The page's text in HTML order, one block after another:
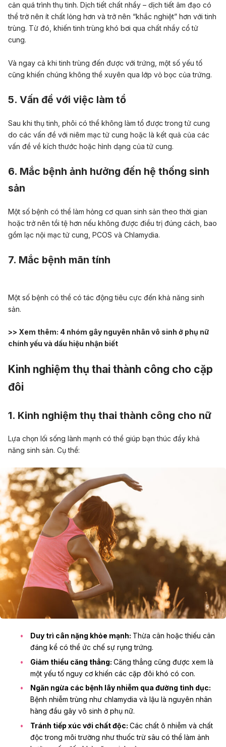
cản quá trình thụ tinh. Dịch tiết chất nhầy – dịch tiết âm đạo có
thể trở nên ít chất lỏng hơn và trở nên “khắc nghiệt” hơn với tinh
trùng. Từ đó, khiến tinh trùng khó bơi qua chất nhầy cổ tử
cung.
Và ngay cả khi tinh trùng đến được với trứng, một số yếu tố
cũng khiến chúng không thể xuyên qua lớp vỏ bọc của trứng.
5. Vấn đề với việc làm tổ
Sau khi thụ tinh, phôi có thể không làm tổ được trong tử cung
do các vấn đề với niêm mạc tử cung hoặc là kết quả của các
vấn đề về kích thước hoặc hình dạng của tử cung.
6. Mắc bệnh ảnh hưởng đến hệ thống sinh
sản
Một số bệnh có thể làm hỏng cơ quan sinh sản theo thời gian
hoặc trở nên tồi tệ hơn nếu không được điều trị đúng cách, bao
gồm lạc nội mạc tử cung, PCOS và Chlamydia.
7. Mắc bệnh mãn tính
Một số bệnh có thể có tác động tiêu cực đến khả năng sinh
sản.
>> Xem thêm: 4 nhóm gây nguyên nhân vô sinh ở phụ nữ
chính yếu và dấu hiệu nhận biết
Kinh nghiệm thụ thai thành công cho cặp
đôi
1. Kinh nghiệm thụ thai thành công cho nữ
Lựa chọn lối sống lành mạnh có thể giúp bạn thúc đẩy khả
năng sinh sản. Cụ thể:
Duy trì cân nặng khỏe mạnh: Thừa cân hoặc thiếu cân
đáng kể có thể ức chế sự rụng trứng.
Giảm thiểu căng thẳng: Căng thẳng cũng được xem là
một yếu tố nguy cơ khiến các cặp đôi khó có con.
Ngăn ngừa các bệnh lây nhiễm qua đường tình dục:
Bệnh nhiễm trùng như chlamydia và lậu là nguyên nhân
hàng đầu gây vô sinh ở phụ nữ.
Tránh tiếp xúc với chất độc: Các chất ô nhiễm và chất
độc trong môi trường như thuốc trừ sâu có thể làm ảnh